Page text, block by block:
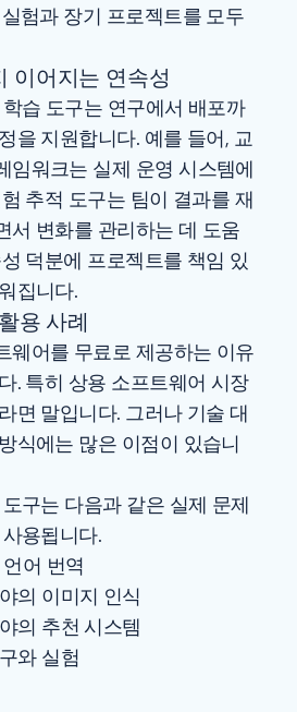
험과 장기 프로젝트를 모두
이어지는 연속성
습 도구는 연구에서 배포까
을 지원합니다. 예를 들어, 교
임워크는 실제 운영 시스템에
추적 도구는 팀이 결과를 재
서 변화를 관리하는 데 도움
덕분에 프로젝트를 책임 있
집니다.
용 사례
웨어를 무료로 제공하는 이유
. 특히 상용 소프트웨어 시장
면 말입니다. 그러나 기술 대
식에는 많은 이점이 있습니
구는 다음과 같은 실제 문제
용됩니다.
어 번역
의 이미지 인식
의 추천 시스템
와 실험